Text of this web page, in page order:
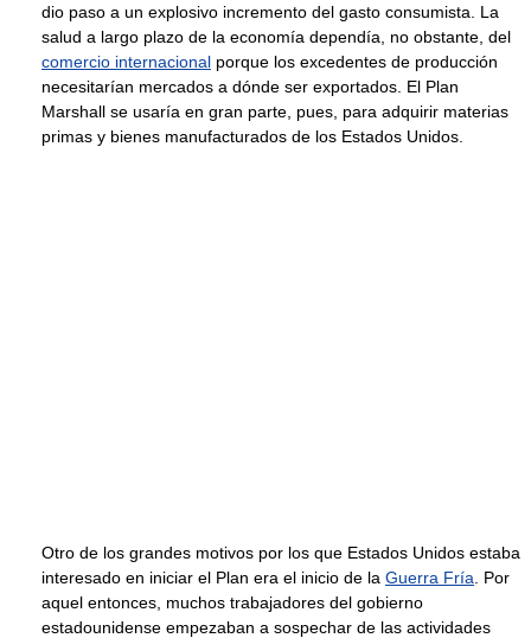
dio paso a un explosivo incremento del gasto consumista. La
salud a largo plazo de la economía dependía, no obstante, del
comercio internacional porque los excedentes de producción
necesitarían mercados a dónde ser exportados. El Plan
Marshall se usaría en gran parte, pues, para adquirir materias
primas y bienes manufacturados de los Estados Unidos.
Otro de los grandes motivos por los que Estados Unidos estaba
interesado en iniciar el Plan era el inicio de la Guerra Fría . Por
aquel entonces, muchos trabajadores del gobierno
estadounidense empezaban a sospechar de las actividades